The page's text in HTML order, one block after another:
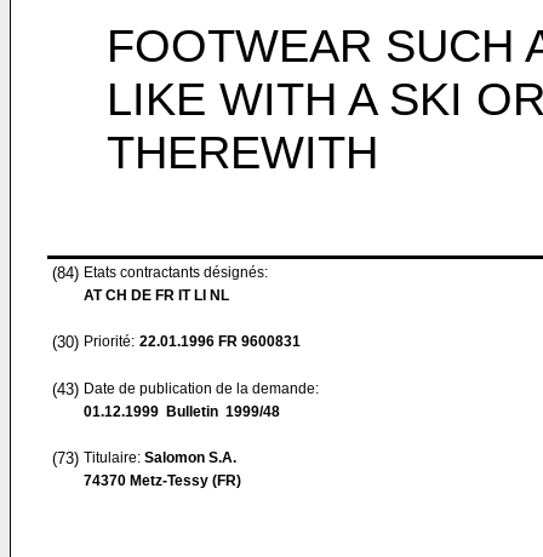
FOOTWEAR SUCH
LIKE WITH A SKI
THEREWITH
(84) Etats contractants désignés:
AT CH DE FR IT LI NL
(30) Priorité: 22.01.1996 FR 9600831
(43) Date de publication de la demande:
01.12.1999 Bulletin 1999/48
(73) Titulaire: Salomon S.A.
74370 Metz-Tessy (FR)